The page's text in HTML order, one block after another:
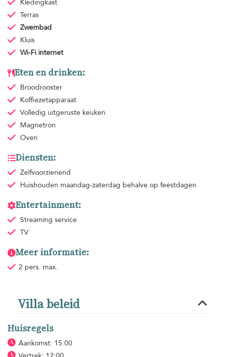
Kledingkast
Terras
Zwembad
Kluis
Wi-Fi internet
Eten en drinken:
Broodrooster
Koffiezetapparaat
Volledig uitgeruste keuken
Magnetron
Oven
Diensten:
Zelfvoorzienend
Huishouden maandag-zaterdag behalve op feestdagen
Entertainment:
Streaming service
TV
Meer informatie:
2 pers. max.
Villa beleid
Huisregels
Aankomst: 15:00